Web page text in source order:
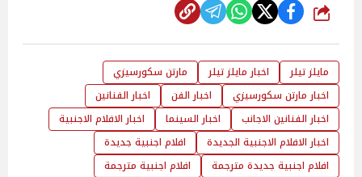
شارك
مايلز تيلر اخبار مايلز تيلر
مارتن سكورسيزي
اخبار مارتن سكورسيزي
اخبار الفن
اخبار الفنانين
اخبار الفنانين الاجانب
اخبار السينما
اخبار الافلام الاجنبية
اخبار الافلام الاجنبية الجديدة
افلام اجنبية جديدة
افلام اجنبية جديدة مترجمة
افلام اجنبية مترجمة